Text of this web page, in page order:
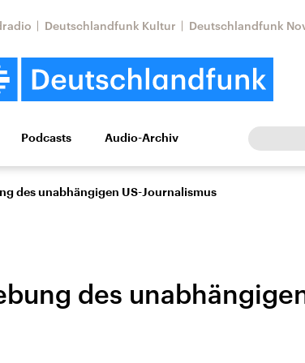
Deutschlandfunk Kultur Deutschlandfunk
Wissen Kultur Europa
Podcasts Audio-Archiv
des unabhängigen US-Journalismus
des